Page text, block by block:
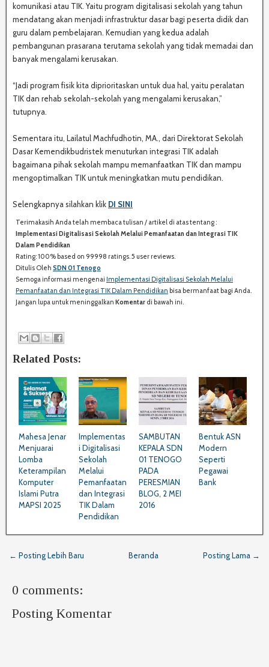
komunikasi atau TIK. Yaitu program digitalisasi sekolah yang tahun
mendatang akan menjadi infrastruktur dasar bagi peserta didik dan
guru dalam pembelajaran. Kemudian yang kedua adalah
pembangunan prasarana terutama sekolah yang tidak memadai dan
banyak mengalami kerusakan.
“Jadi program fisik kita diprioritaskan untuk dua hal, yaitu peralatan
TIK dan rehab sekolah-sekolah yang mengalami kerusakan,”
tutupnya.
Sementara itu, Lailatul Machfudhotin, MA., dari Direktorat Sekolah
Dasar Kemendikbudristek menuturkan integrasi TIK adalah
bagaimana pihak sekolah mampu memanfaatkan TIK dan mampu
mengoptimalkan TIK untuk meningkatkan mutu pendidikan.
Selengkapnya silahkan klik DI SINI
Terimakasih Anda telah membaca tulisan / artikel di atas tentang :
Implementasi Digitalisasi Sekolah Melalui Pemanfaatan dan Integrasi TIK
Dalam Pendidikan
Rating:100% based on 99998 ratings.5 user reviews.
Ditulis Oleh SDN 01 Tenogo
Semoga informasi mengenai Implementasi Digitalisasi Sekolah Melalui
Pemanfaatan dan Integrasi TIK Dalam Pendidikan bisa bermanfaat bagi Anda.
Jangan lupa untuk meninggalkan Komentar di bawah ini.
Related Posts:
Mahesa Jenar
Menjuarai
Lomba
Keterampilan
Komputer
Islami Putra
MAPSI 2025
Implementas
i Digitalisasi
Sekolah
Melalui
Pemanfaatan
dan Integrasi
TIK Dalam
Pendidikan
SAMBUTAN
KEPALA SDN
01 TENOGO
PADA
PERESMIAN
BLOG, 2 MEI
2016
Bentuk ASN
Modern
Seperti
Pegawai
Bank
← Posting Lebih Baru Posting Lama →
Beranda
0 comments:
Posting Komentar